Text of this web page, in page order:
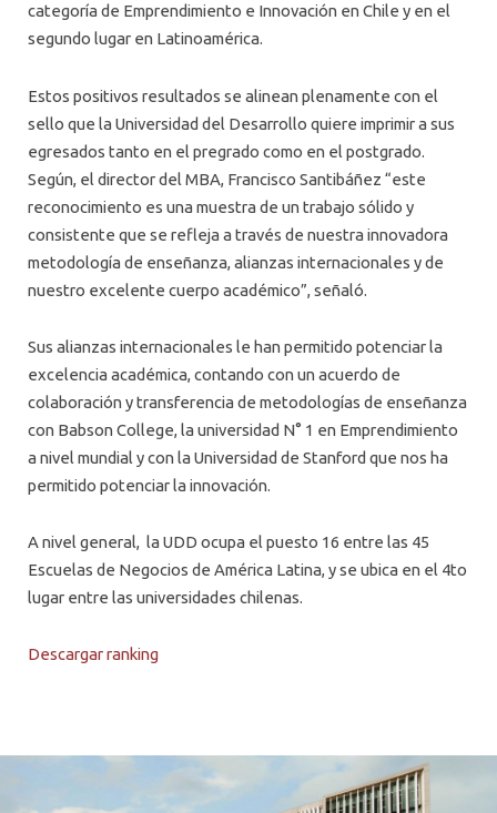
categoría de Emprendimiento e Innovación en Chile y en el
segundo lugar en Latinoamérica.
Estos positivos resultados se alinean plenamente con el
sello que la Universidad del Desarrollo quiere imprimir a sus
egresados tanto en el pregrado como en el postgrado.
Según, el director del MBA, Francisco Santibáñez “este
reconocimiento es una muestra de un trabajo sólido y
consistente que se refleja a través de nuestra innovadora
metodología de enseñanza, alianzas internacionales y de
nuestro excelente cuerpo académico”, señaló.
Sus alianzas internacionales le han permitido potenciar la
excelencia académica, contando con un acuerdo de
colaboración y transferencia de metodologías de enseñanza
con Babson College, la universidad N° 1 en Emprendimiento
a nivel mundial y con la Universidad de Stanford que nos ha
permitido potenciar la innovación.
A nivel general, la UDD ocupa el puesto 16 entre las 45
Escuelas de Negocios de América Latina, y se ubica en el 4to
lugar entre las universidades chilenas.
Descargar ranking